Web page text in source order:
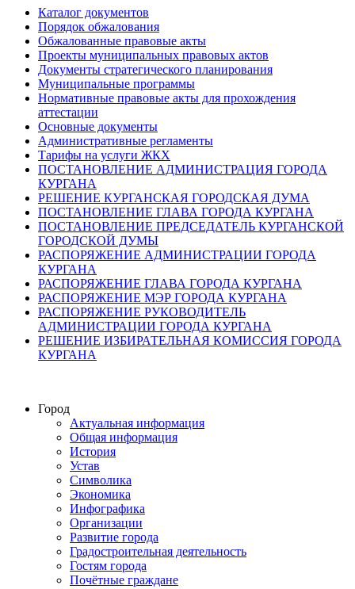
Каталог документов
Порядок обжалования
Обжалованные правовые акты
Проекты муниципальных правовых актов
Документы стратегического планирования
Муниципальные программы
Нормативные правовые акты для прохождения
аттестации
Основные документы
Административные регламенты
Тарифы на услуги ЖКХ
ПОСТАНОВЛЕНИЕ АДМИНИСТРАЦИЯ ГОРОДА
КУРГАНА
РЕШЕНИЕ КУРГАНСКАЯ ГОРОДСКАЯ ДУМА
ПОСТАНОВЛЕНИЕ ГЛАВА ГОРОДА КУРГАНА
ПОСТАНОВЛЕНИЕ ПРЕДСЕДАТЕЛЬ КУРГАНСКОЙ
ГОРОДСКОЙ ДУМЫ
РАСПОРЯЖЕНИЕ АДМИНИСТРАЦИИ ГОРОДА
КУРГАНА
РАСПОРЯЖЕНИЕ ГЛАВА ГОРОДА КУРГАНА
РАСПОРЯЖЕНИЕ МЭР ГОРОДА КУРГАНА
РАСПОРЯЖЕНИЕ РУКОВОДИТЕЛЬ
АДМИНИСТРАЦИИ ГОРОДА КУРГАНА
РЕШЕНИЕ ИЗБИРАТЕЛЬНАЯ КОМИССИЯ ГОРОДА
КУРГАНА
Город
Актуальная информация
Общая информация
История
Устав
Символика
Экономика
Инфографика
Организации
Развитие города
Градостроительная деятельность
Гостям города
Почётные граждане